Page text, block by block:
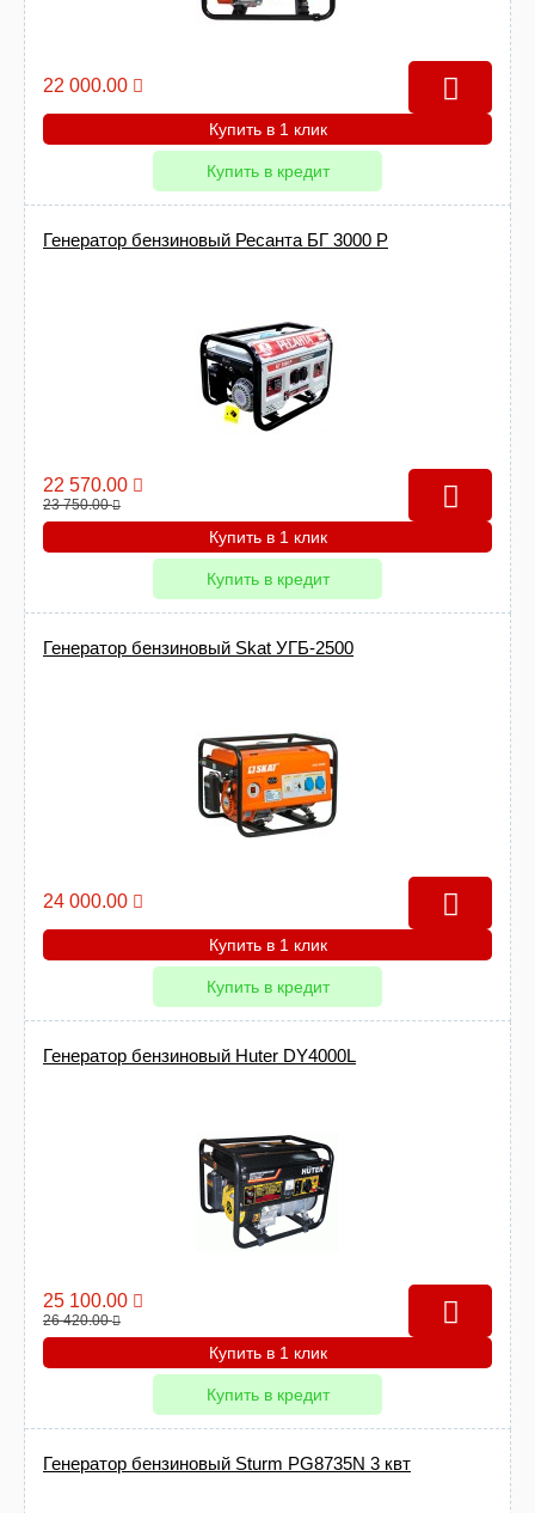
22 000.00
Купить в 1 клик
Купить в кредит
Генератор бензиновый Ресанта БГ 3000 Р
22 570.00
23 750.00
Купить в 1 клик
Купить в кредит
Генератор бензиновый Skat УГБ-2500
24 000.00
Купить в 1 клик
Купить в кредит
Генератор бензиновый Huter DY4000L
25 100.00
26 420.00
Купить в 1 клик
Купить в кредит
Генератор бензиновый Sturm PG8735N 3 квт